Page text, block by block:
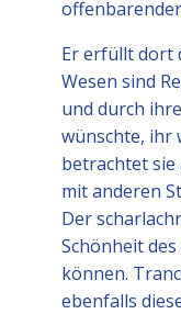
Er erfüllt dort
Wesen sind
und durch
wünschte, ihr
betrachtet sie
mit anderen
Der
Schönheit
können.
ebenfalls